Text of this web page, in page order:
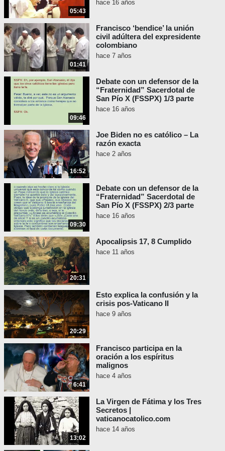
mundo moderno en su perversa búsqueda
de eliminar la moral cristiana de la vida
pública, de promover la sodomía en todas
partes y castigar a los conservadores que
tratan de defender la moral bíblica.
"El Papa Francisco denuncia
las 'injustas' leyes LGBTQ: La
homosexualidad 'no es un
(Nicole Winfield -
publicado el 26 de enero de
2023)
¡Esto es maldad! Además, como hemos
documentado, Francisco respalda y
promueve a los “activistas LGBT” notorios
como el “Padre” James Martin; quien, por
cierto, elogió la entrevista de Francisco
llamándola “un inmenso paso adelante”.
"Papa Francisco anima al
padre jesuita James Martin en
su ministerio L.G.B.T." (Gerard
O’Connell,America the Jesuit
Review,
NOTICIA: Un inmenso paso
adelante. El Papa Francisco pide
la despenalización de la
homosexualidad en todo el
mundo: “Declarando tales leyes
‘injustas’, Francisco dijo que la
Iglesia católica puede y debe
trabajar para ponerles fin. Debe
hacerlo. Debe hacerlo”. (James
Martin)
A pesar de que el Antipapa Francisco ha
pronunciado tantas herejías sobre tantos
temas diferentes y ha causado tanto
escándalo, es notable que
aproximadamente cada par de semanas
05:43
hace 16 años
01:41
Francisco ‘bendice’ la unión
civil adúltera del expresidente
colombiano
hace 7 años
09:46
Debate con un defensor de la
“Fraternidad” Sacerdotal de
San Pío X (FSSPX) 1/3 parte
hace 16 años
16:52
Joe Biden no es católico – La
razón exacta
hace 2 años
09:30
Debate con un defensor de la
“Fraternidad” Sacerdotal de
San Pío X (FSSPX) 2/3 parte
hace 16 años
20:31
Apocalipsis 17, 8 Cumplido
hace 11 años
20:29
Esto explica la confusión y la
crisis pos-Vaticano II
hace 9 años
6:41
Francisco participa en la
oración a los espíritus
malignos
hace 4 años
13:02
La Virgen de Fátima y los Tres
Secretos |
vaticanocatolico.com
hace 14 años